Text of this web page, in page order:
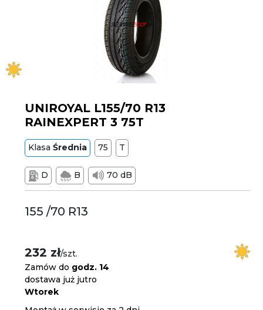
UNIROYAL L155/70 R13
RAINEXPERT 3 75T
KlasaŚrednia 75 T
D B 70 dB
155 /70 R13
232 zł/szt.
Zamów do godz. 14
dostawa już jutro
Wtorek